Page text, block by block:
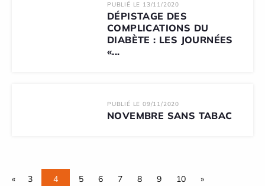
PUBLIÉ LE 13/11/2020
DÉPISTAGE DES
COMPLICATIONS DU
DIABÈTE : LES JOURNÉES
«...
PUBLIÉ LE 09/11/2020
NOVEMBRE SANS TABAC
« 3 4 5 6 7 8 9 10 »